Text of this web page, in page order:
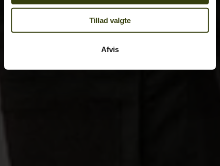
Tillad valgte
Afvis